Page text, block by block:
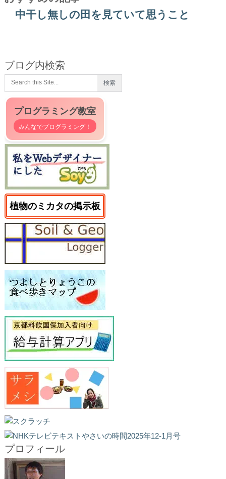
中干し無しの田を見ていて思うこと
ブログ内検索
プログラミング教室
みんなでプログラミング！
植物のミカタの掲示板
プロフィール